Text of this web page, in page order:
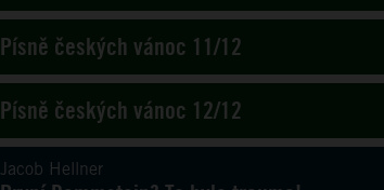
Písně českých vánoc 11/12
Písně českých vánoc 12/12
Jacob Hellner